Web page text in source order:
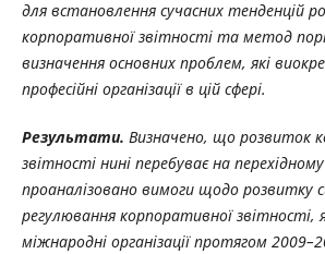
для встановлення сучасних тенденцій
корпоративної звітності та метод
визначення основних проблем, які
професійні організації в цій сфері.
Результати. Визначено, що розвиток
звітності нині перебуваєна
проаналізовано вимоги щодо розвитку
регулювання корпоративної звітності,
міжнародні організації протягом